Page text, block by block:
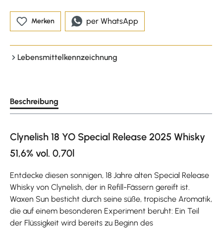
Merken per WhatsApp
Lebensmittelkennzeichnung
Beschreibung
Clynelish 18 YO Special Release 2025 Whisky
51,6% vol. 0,70l
Entdecke diesen sonnigen, 18 Jahre alten Special Release
Whisky von Clynelish, der in Refill-Fässern gereift ist.
Waxen Sun besticht durch seine süße, tropische Aromatik,
die auf einem besonderen Experiment beruht: Ein Teil
der Flüssigkeit wird bereits zu Beginn des